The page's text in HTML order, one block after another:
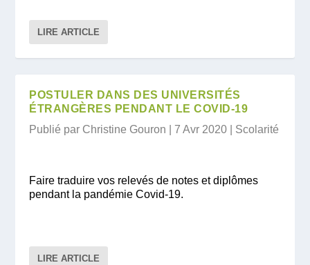
LIRE ARTICLE
POSTULER DANS DES UNIVERSITÉS
ÉTRANGÈRES PENDANT LE COVID-19
Publié par Christine Gouron 7 Avr 2020 Scolarité
Faire traduire vos relevés de notes et diplômes
pendant la pandémie Covid-19.
LIRE ARTICLE